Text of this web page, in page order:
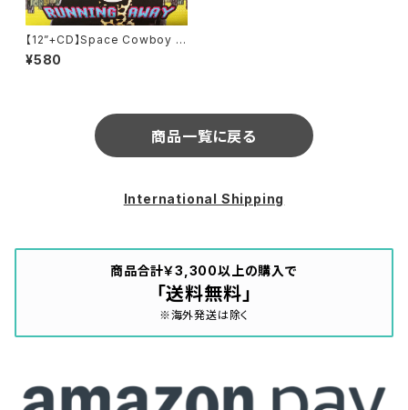
【12”+CD】Space Cowboy /
Running Away (Tiger Trax)
(TIGDRE31VL)
¥580
商品一覧に戻る
International Shipping
商品合計￥3,300以上の購入で
「送料無料」
※海外発送は除く